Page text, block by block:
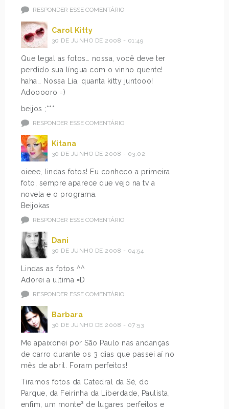
RESPONDER ESSE COMENTÁRIO
Carol Kitty
30 DE JUNHO DE 2008 - 01:49
Que legal as fotos… nossa, você deve ter
perdido sua língua com o vinho quente!
haha… Nossa Lia, quanta kitty juntooo!
Adooooro =)
beijos ;***
RESPONDER ESSE COMENTÁRIO
Kitana
30 DE JUNHO DE 2008 - 03:02
oieee, lindas fotos! Eu conheco a primeira
foto, sempre aparece que vejo na tv a
novela e o programa.
Beijokas
RESPONDER ESSE COMENTÁRIO
Dani
30 DE JUNHO DE 2008 - 04:54
Lindas as fotos ^^
Adorei a ultima =D
RESPONDER ESSE COMENTÁRIO
Barbara
30 DE JUNHO DE 2008 - 07:53
Me apaixonei por São Paulo nas andanças
de carro durante os 3 dias que passei aí no
mês de abril. Foram perfeitos!
Tiramos fotos da Catedral da Sé, do
Parque, da Feirinha da Liberdade, Paulista,
enfim, um monte³ de lugares perfeitos e